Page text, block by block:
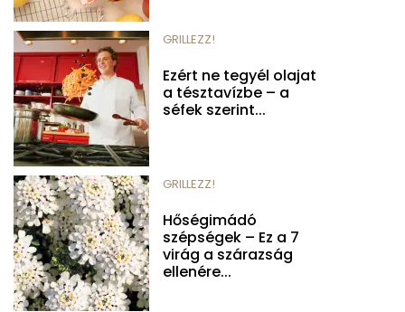
GRILLEZZ!
Ezért ne tegyél olajat
a tésztavízbe – a
séfek szerint...
GRILLEZZ!
Hőségimádó
szépségek – Ez a 7
virág a szárazság
ellenére...